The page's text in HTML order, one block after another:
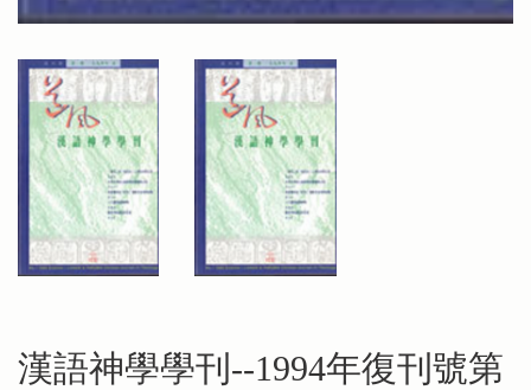
漢語神學學刊--1994年復刊號第